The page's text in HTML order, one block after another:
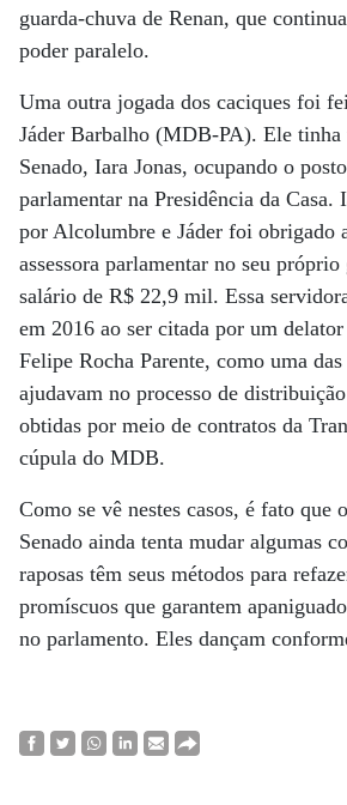
guarda-chuva de Renan, que
poder paralelo.
Uma outra jogada dos caciques foi
Jáder Barbalho (MDB-PA). Ele tinha
Senado, Iara Jonas, ocupando o
parlamentar na Presidência da Casa.
por Alcolumbre e Jáder foi obrigado
assessora parlamentar no seu
salário de R$ 22,9 mil. Essa
em 2016 ao ser citada por um
Felipe Rocha Parente, como uma das
ajudavam no processo de
obtidas por meio de contratos da
cúpula do MDB.
Como se vê nestes casos, é fato que
Senado ainda tenta mudar algumas
raposas têm seus métodos para
promíscuos que garantem
no parlamento. Eles dançam